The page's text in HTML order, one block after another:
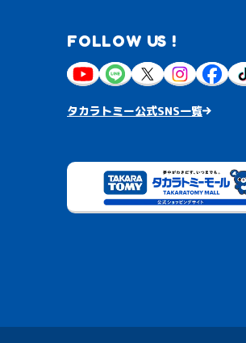
FOLLOW US !
タカラトミー公式SNS一覧